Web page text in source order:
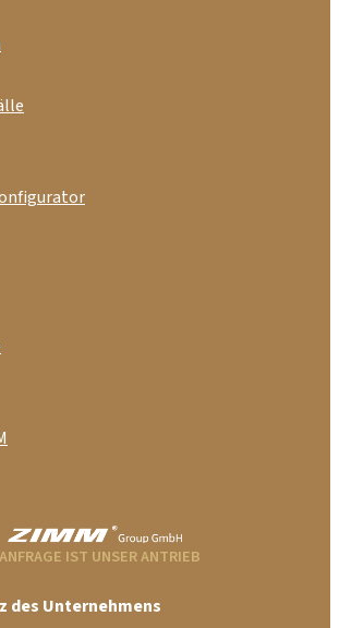
IST UNSER ANTRIEB
des Unternehmens